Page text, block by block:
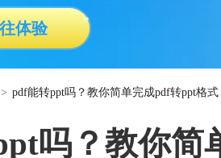
体验
> pdf能转ppt吗？教你简单完成pdf转ppt格式
吗？教你简